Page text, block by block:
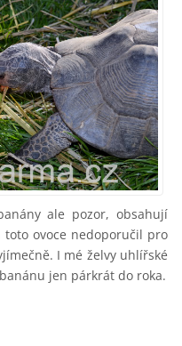
ale pozor, obsahují
ovoce nedoporučil pro
I mé želvy uhlířské
jen párkrát do roka.